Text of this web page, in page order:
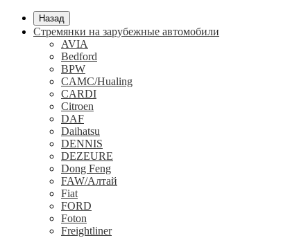
Назад
Стремянки на зарубежные автомобили
AVIA
Bedford
BPW
CAMC/Hualing
CARDI
Citroen
DAF
Daihatsu
DENNIS
DEZEURE
Dong Feng
FAW/Алтай
Fiat
FORD
Foton
Freightliner